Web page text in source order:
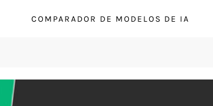
COMPARADOR DE MODELOS DE IA